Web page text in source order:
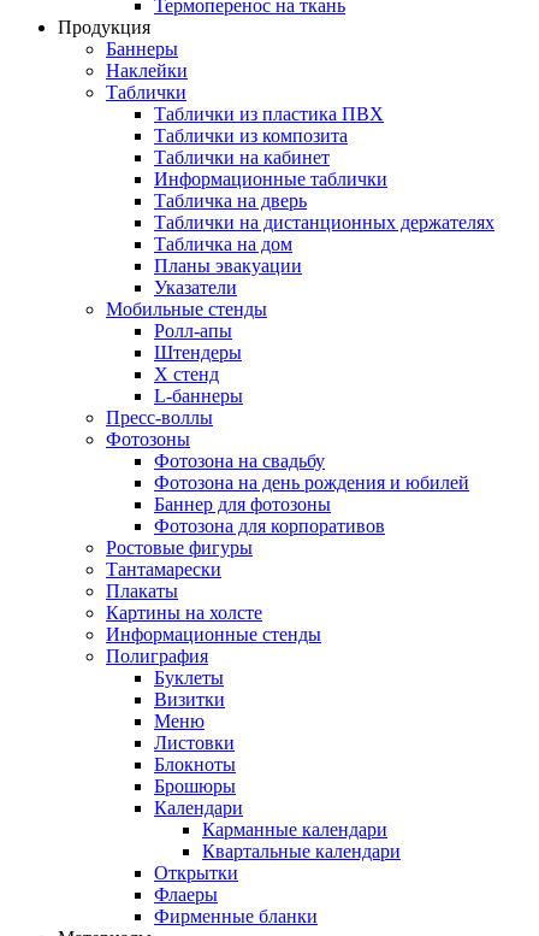
Термоперенос на ткань
Продукция
Баннеры
Наклейки
Таблички
Таблички из пластика ПВХ
Таблички из композита
Таблички на кабинет
Информационные таблички
Табличка на дверь
Таблички на дистанционных держателях
Табличка на дом
Планы эвакуации
Указатели
Мобильные стенды
Ролл-апы
Штендеры
Х стенд
L-баннеры
Пресс-воллы
Фотозоны
Фотозона на свадьбу
Фотозона на день рождения и юбилей
Баннер для фотозоны
Фотозона для корпоративов
Ростовые фигуры
Тантамарески
Плакаты
Картины на холсте
Информационные стенды
Полиграфия
Буклеты
Визитки
Меню
Листовки
Блокноты
Брошюры
Календари
Карманные календари
Квартальные календари
Открытки
Флаеры
Фирменные бланки